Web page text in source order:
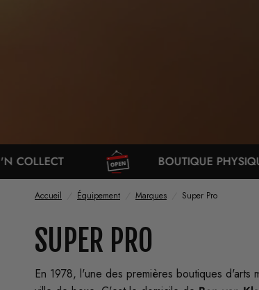
BOUTIQUE PHYSIQUE
Accueil Équipement Marques Super Pro
SUPER PRO
En 1978, l'une des premières boutiques d'arts